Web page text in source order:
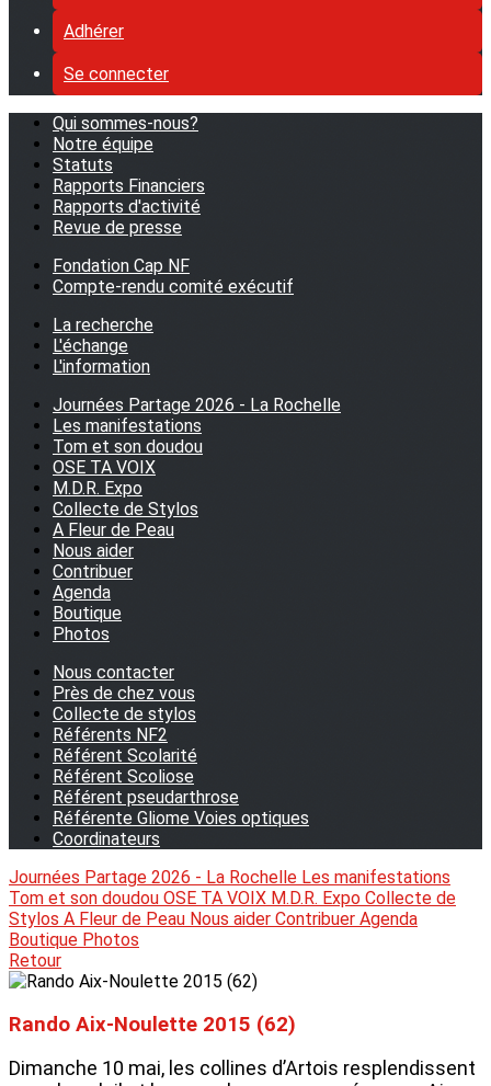
Adhérer
Se connecter
Qui sommes-nous?
Notre équipe
Statuts
Rapports Financiers
Rapports d'activité
Revue de presse
Fondation Cap NF
Compte-rendu comité exécutif
La recherche
L'échange
L'information
Journées Partage 2026 - La Rochelle
Les manifestations
Tom et son doudou
OSE TA VOIX
M.D.R. Expo
Collecte de Stylos
A Fleur de Peau
Nous aider
Contribuer
Agenda
Boutique
Photos
Nous contacter
Près de chez vous
Collecte de stylos
Référents NF2
Référent Scolarité
Référent Scoliose
Référent pseudarthrose
Référente Gliome Voies optiques
Coordinateurs
Journées Partage 2026 - La Rochelle Les manifestations
Tom et son doudou OSE TA VOIX M.D.R. Expo Collecte de
Stylos A Fleur de Peau Nous aider Contribuer Agenda
Boutique Photos
Retour
Rando Aix-Noulette 2015 (62)
Dimanche 10 mai, les collines d’Artois resplendissent